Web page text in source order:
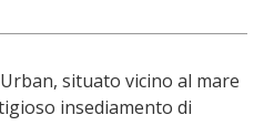
situato vicino al mare
insediamento di